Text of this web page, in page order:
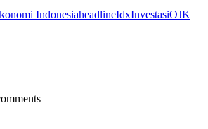
IndonesiaheadlineIdxInvestasiOJK